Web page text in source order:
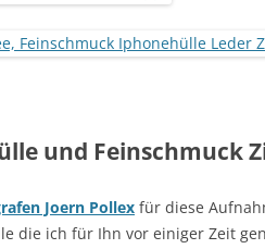
und Feinschmuck
Joern Pollex für diese
die ich für Ihn vor einiger Zeit